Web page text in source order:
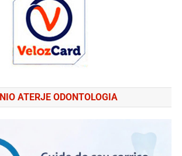
ATERJE ODONTOLOGIA